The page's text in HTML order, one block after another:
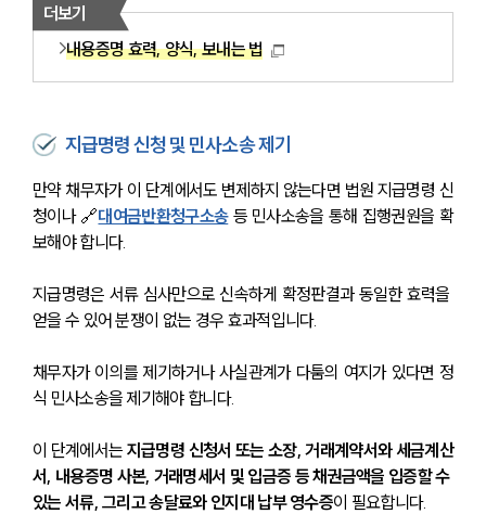
더보기
내용증명 효력, 양식, 보내는 법
지급명령 신청 및 민사소송 제기
만약 채무자가 이 단계에서도 변제하지 않는다면 법원 지급명령 신
청이나 🔗대여금반환청구소송 등 민사소송을 통해 집행권원을 확
보해야 합니다.
지급명령은 서류 심사만으로 신속하게 확정판결과 동일한 효력을
얻을 수 있어 분쟁이 없는 경우 효과적입니다.
채무자가 이의를 제기하거나 사실관계가 다툼의 여지가 있다면 정
식 민사소송을 제기해야 합니다.
이 단계에서는 지급명령 신청서 또는 소장, 거래계약서와 세금계산
서, 내용증명 사본, 거래명세서 및 입금증 등 채권금액을 입증할 수
있는 서류, 그리고 송달료와 인지대 납부 영수증이 필요합니다.